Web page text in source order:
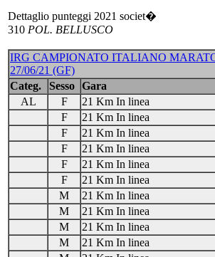
Dettaglio punteggi 2021 societ�
310 POL. BELLUSCO
IRG CAMPIONATO ITALIANO
27/06/21 (GF)
Categ.
Sesso Gara
AL
F 21 Km In linea
F
21 Km In linea
F
21 Km In linea
F
21 Km In linea
F
21 Km In linea
F
21 Km In linea
M
21 Km In linea
M
21 Km In linea
M
21 Km In linea
M
21 Km In linea